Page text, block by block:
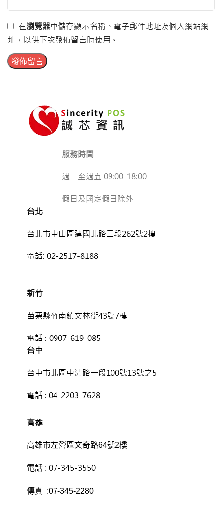
在瀏覽器中儲存顯示名稱、電子郵件地址及個人網站網
址，以供下次發佈留言時使用。
服務時間
週一至週五 09:00-18:00
假日及國定假日除外
台北
台北市中山區建國北路二段262號2樓
電話:02-2517-8188
新竹
苗栗縣竹南鎮文林街43號7樓
電話 :0907-619-085
台中
台中市北區中清路一段100號13號之5
電話 :04-2203-7628
高雄
高雄市左營區文奇路64號2樓
電話 :07-345-3550
傳真 :07-345-2280